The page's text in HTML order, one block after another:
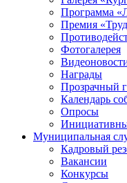
Программа
Премия
Фотогалерея
Награды
Прозрачный
Календарь
Опросы
Муниципальная
Кадровый
Вакансии
Конкурсы